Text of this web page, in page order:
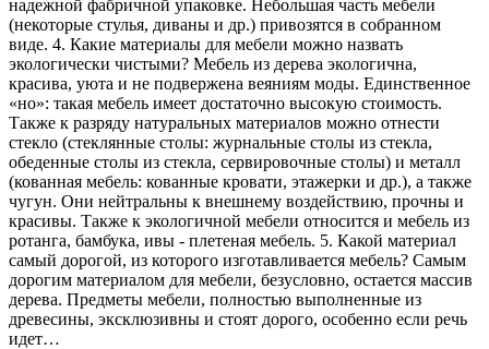
надежной фабричной упаковке. Небольшая часть мебели
(некоторые стулья, диваны и др.) привозятся в собранном
виде. 4. Какие материалы для мебели можно назвать
экологически чистыми? Мебель из дерева экологична,
красива, уюта и не подвержена веяниям моды. Единственное
«но»: такая мебель имеет достаточно высокую стоимость.
Также к разряду натуральных материалов можно отнести
стекло (стеклянные столы: журнальные столы из стекла,
обеденные столы из стекла, сервировочные столы) и металл
(кованная мебель: кованные кровати, этажерки и др.), а также
чугун. Они нейтральны к внешнему воздействию, прочны и
красивы. Также к экологичной мебели относится и мебель из
ротанга, бамбука, ивы - плетеная мебель. 5. Какой материал
самый дорогой, из которого изготавливается мебель? Самым
дорогим материалом для мебели, безусловно, остается массив
дерева. Предметы мебели, полностью выполненные из
древесины, эксклюзивны и стоят дорого, особенно если речь
идет…